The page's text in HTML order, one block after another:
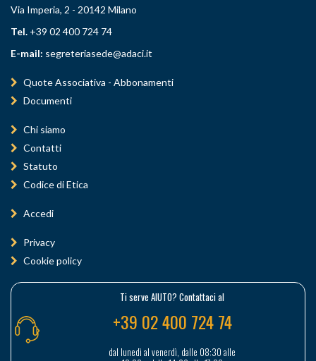
Via Imperia, 2 - 20142 Milano
Tel. +39 02 400 724 74
E-mail: segreteriasede@adaci.it
Quote Associativa - Abbonamenti
Documenti
Chi siamo
Contatti
Statuto
Codice di Etica
Accedi
Privacy
Cookie policy
Ti serve AIUTO? Contattaci al
+39 02 400 724 74
dal lunedì al venerdì, dalle 08:30 alle